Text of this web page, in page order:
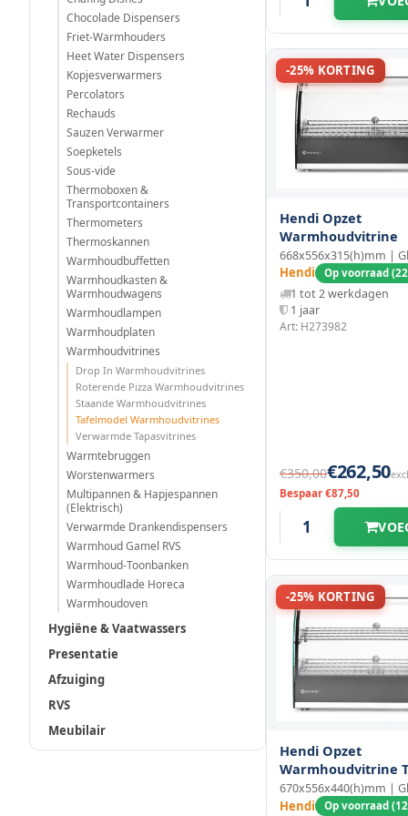
(1)
856 mm
857 mm(1)
860 mm(1)
868 mm(2)
870 mm(2)
885 mm(1)
900 mm
904 mm(1)
915 mm(2)
920 mm(1)
1020 mm(1)
1030 mm (1)
1130 mm(1)
1185 mm(1)
1200 mm
1214 mm
1219 mm
600 mm (1)
602 mm(2)
612 mm(2)
650 mm(2)
668 mm
670 mm(1)
675 mm(3)
720 mm(1)
775 mm(1)
640 mm(2)
645 mm(1)
655 mm
662 mm(2)
663 mm(3)
670 mm
671 mm(2)
675 mm(3)
680 mm
685 mm(4)
686 mm
690 mm(1)
698 mm(2)
700 mm
774 mm(1)
785 mm
202 L(1)
373 L
Chocolade Dispensers
Friet-Warmhouders
Heet Water Dispensers
Kopjesverwarmers
Percolators
Rechauds
Sauzen Verwarmer
Soepketels
Sous-vide
Thermoboxen &
Transportcontainers
Thermometers
Thermoskannen
Warmhoudbuffetten
Warmhoudkasten &
Warmhoudwagens
Warmhoudlampen
Warmhoudplaten
Warmhoudvitrines
Drop In Warmhoudvitrines
Roterende Pizza Warmhoudvitrines
Staande Warmhoudvitrines
Tafelmodel Warmhoudvitrines
Verwarmde Tapasvitrines
Warmtebruggen
Worstenwarmers
Multipannen & Hapjespannen
(Elektrisch)
Verwarmde Drankendispensers
Warmhoud Gamel RVS
Warmhoud-Toonbanken
Warmhoudlade Horeca
Warmhoudoven
Hygiëne & Vaatwassers
Presentatie
Afzuiging
RVS
Meubilair
-25% KORTING
Hendi Opzet
Warmhoudvitrine
668x556x315(h)mm |
Hendi Op voorraad
1 tot 2 werkdagen
1 jaar
Art: H273982
€350,00€262,50
Bespaar €87,50
-25% KORTING
Hendi Opzet
Warmhoudvitrine
670x556x440(h)mm |
Hendi Op voorraad